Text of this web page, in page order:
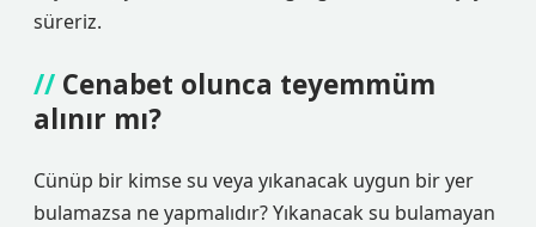
süreriz.
Cenabet olunca teyemmüm
alınır mı?
Cünüp bir kimse su veya yıkanacak uygun bir yer
bulamazsa ne yapmalıdır? Yıkanacak su bulamayan